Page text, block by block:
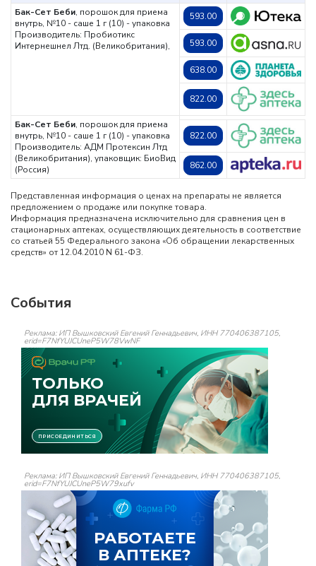
Бак-Сет Беби, порошок для приема
внутрь, №10 - саше 1 г (10) - упаковка
Производитель: Пробиотикс
Интернешнел Лтд. (Великобритания),
593.00
593.00
638.00
822.00
Бак-Сет Беби, порошок для приема
внутрь, №10 - саше 1 г (10) - упаковка
Производитель: АДМ Протексин Лтд
(Великобритания), упаковщик: БиоВид
(Россия)
822.00
862.00
Представленная информация о ценах на препараты не является
предложением о продаже или покупке товара.
Информация предназначена исключительно для сравнения цен в
стационарных аптеках, осуществляющих деятельность в соответствие
со статьей 55 Федерального закона «Об обращении лекарственных
средств» от 12.04.2010 N 61-ФЗ.
События
Реклама: ИП Вышковский Евгений Геннадьевич, ИНН 770406387105,
erid=F7NfYUJCUneP5W78VwNF
Реклама: ИП Вышковский Евгений Геннадьевич, ИНН 770406387105,
erid=F7NfYUJCUneP5W79xufv